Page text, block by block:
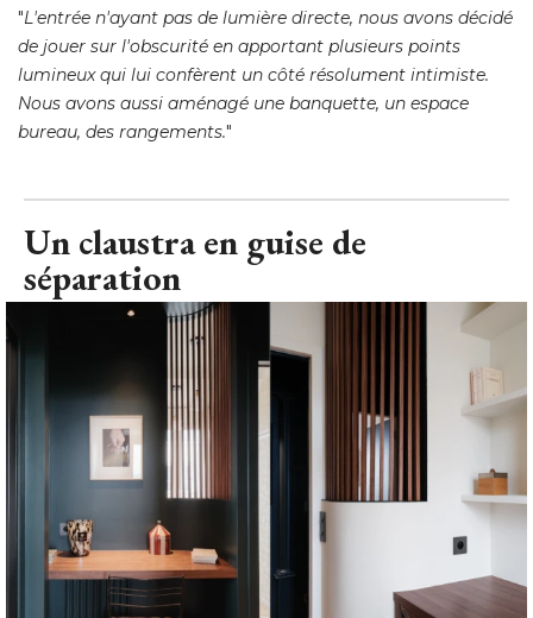
"L'entrée n'ayant pas de lumière directe, nous avons décidé
de jouer sur l'obscurité en apportant plusieurs points
lumineux qui lui confèrent un côté résolument intimiste.
Nous avons aussi aménagé une banquette, un espace
bureau, des rangements."
Un claustra en guise de
séparation